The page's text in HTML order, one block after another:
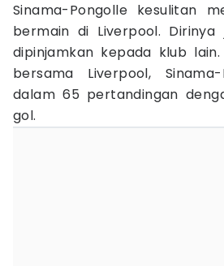
Sinama-Pongolle kesulitan
bermain di Liverpool.
dipinjamkan kepada klub
bersama Liverpool,
dalam 65 pertandingan
gol.